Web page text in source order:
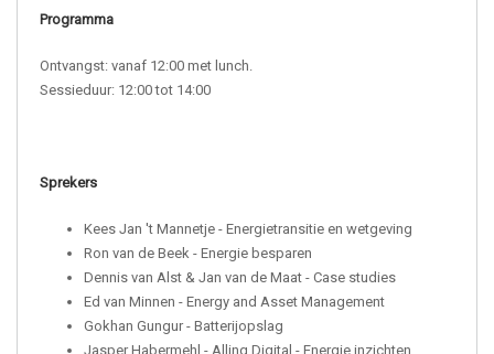
Programma
Ontvangst: vanaf 12:00 met lunch.
Sessieduur: 12:00 tot 14:00
Sprekers
Kees Jan 't Mannetje - Energietransitie en wetgeving
Ron van de Beek - Energie besparen
Dennis van Alst & Jan van de Maat - Case studies
Ed van Minnen - Energy and Asset Management
Gokhan Gungur - Batterijopslag
Jasper Habermehl - Allinq Digital - Energie inzichten